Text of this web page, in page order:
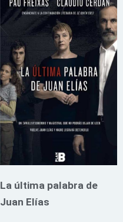
La última palabra de
Juan Elías